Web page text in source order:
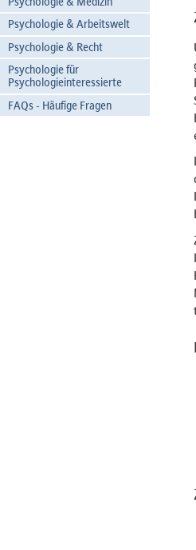
Psychologie & Arbeitswelt
Psychologie & Recht
Psychologie für
Psychologieinteressierte
FAQs - Häufige Fragen